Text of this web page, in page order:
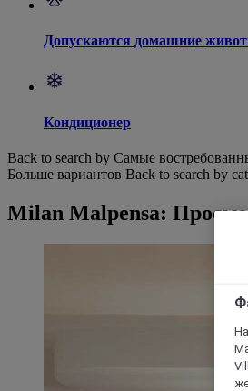
Допускаются домашние
Кондиционер
Back to search by Самые
Больше вариантов Back to search by
Milan Malpensa: